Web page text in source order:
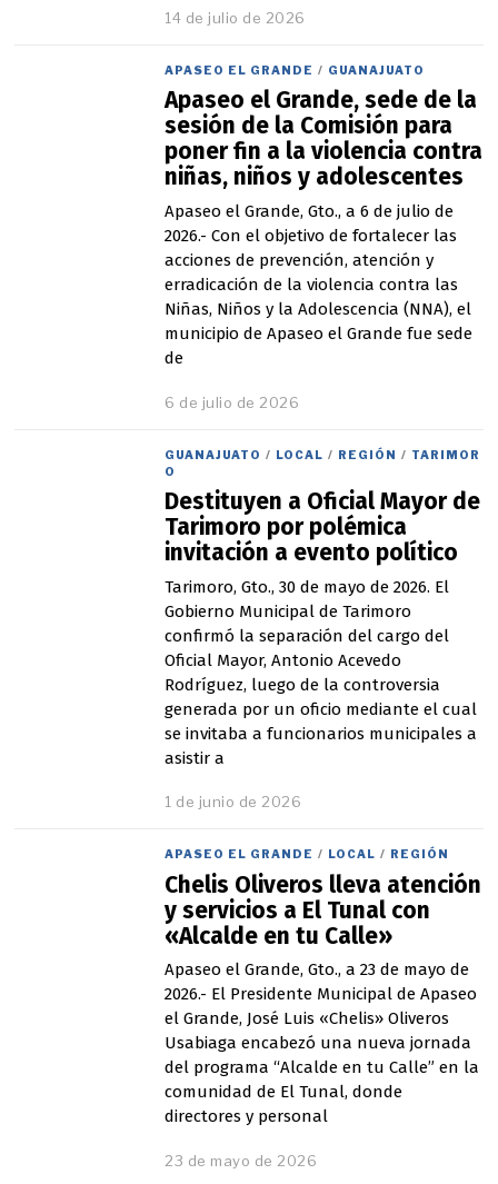
14 de julio de 2026
APASEO EL GRANDE / GUANAJUATO
Apaseo el Grande, sede de la
sesión de la Comisión para
poner fin a la violencia contra
niñas, niños y adolescentes
Apaseo el Grande, Gto., a 6 de julio de
2026.- Con el objetivo de fortalecer las
acciones de prevención, atención y
erradicación de la violencia contra las
Niñas, Niños y la Adolescencia (NNA), el
municipio de Apaseo el Grande fue sede
de
6 de julio de 2026
GUANAJUATO / LOCAL / REGIÓN / TARIMOR
O
Destituyen a Oficial Mayor de
Tarimoro por polémica
invitación a evento político
Tarimoro, Gto., 30 de mayo de 2026. El
Gobierno Municipal de Tarimoro
confirmó la separación del cargo del
Oficial Mayor, Antonio Acevedo
Rodríguez, luego de la controversia
generada por un oficio mediante el cual
se invitaba a funcionarios municipales a
asistir a
1 de junio de 2026
APASEO EL GRANDE / LOCAL / REGIÓN
Chelis Oliveros lleva atención
y servicios a El Tunal con
«Alcalde en tu Calle»
Apaseo el Grande, Gto., a 23 de mayo de
2026.- El Presidente Municipal de Apaseo
el Grande, José Luis «Chelis» Oliveros
Usabiaga encabezó una nueva jornada
del programa “Alcalde en tu Calle” en la
comunidad de El Tunal, donde
directores y personal
23 de mayo de 2026